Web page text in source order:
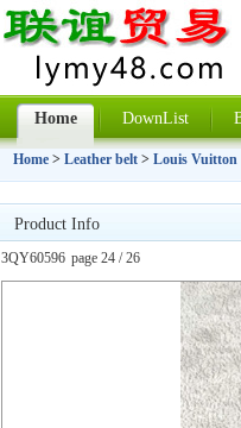
Home DownList
Home > Leather belt > Louis Vuitton
Product Info
3QY60596 page 24 / 26